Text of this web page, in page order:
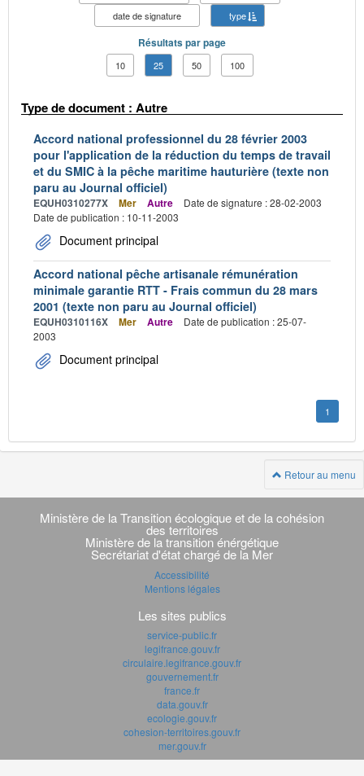
date de signature
type
Résultats par page
10 25 50 100
Type de document : Autre
Accord national professionnel du 28 février 2003
pour l'application de la réduction du temps de travail
et du SMIC à la pêche maritime hauturière (texte non
paru au Journal officiel)
EQUH0310277X Mer Autre
Date de signature : 28-02-2003
Date de publication : 10-11-2003
Document principal
Accord national pêche artisanale rémunération
minimale garantie RTT - Frais commun du 28 mars
2001 (texte non paru au Journal officiel)
EQUH0310116X Mer Autre
Date de publication : 25-07-
2003
Document principal
1
Retour au menu
Navigation
transverse
Ministère de la Transition écologique et de la cohésion
des territoires
Ministère de la transition énérgétique
Secrétariat d'état chargé de la Mer
Accessibilité
Mentions légales
Les sites publics
service-public.fr
legifrance.gouv.fr
circulaire.legifrance.gouv.fr
gouvernement.fr
france.fr
data.gouv.fr
ecologie.gouv.fr
cohesion-territoires.gouv.fr
mer.gouv.fr